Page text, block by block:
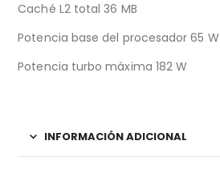
Caché L2 total 36 MB
Potencia base del procesador 65 W
Potencia turbo máxima 182 W
INFORMACIÓN ADICIONAL